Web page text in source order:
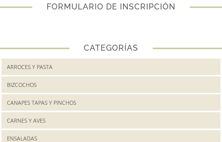
FORMULARIO DE INSCRIPCIÓN
CATEGORÍAS
ARROCES Y PASTA
BIZCOCHOS
CANAPES TAPAS Y PINCHOS
CARNES Y AVES
ENSALADAS